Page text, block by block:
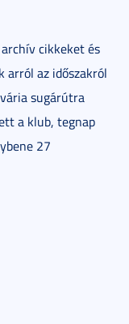
cikkeket és
arról az időszakról
sugárútra
a klub, tegnap
27